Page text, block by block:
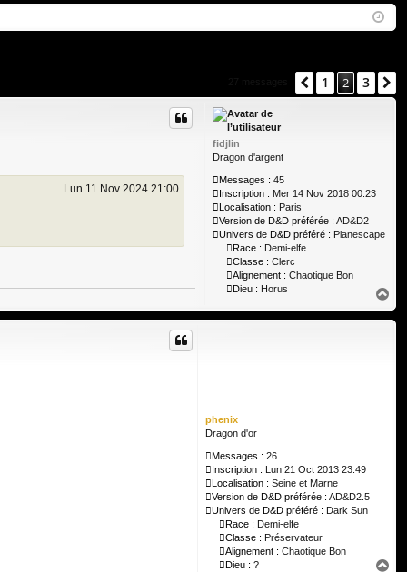
on
cri
on
Précédent
1 2 3
fidjlin
Dragon d'argent
Messages : 45
Inscription : Mer 14 Nov 2018 00:23
Localisation : Paris
Version de D&D préférée : AD&D2
Univers de D&D préféré : Planescape
Race : Demi-elfe
Classe : Clerc
Alignement : Chaotique Bon
Dieu : Horus
Lun 11 Nov 2024 21:00
a
u
phenix
Dragon d'or
Messages : 26
Inscription : Lun 21 Oct 2013 23:49
Localisation : Seine et Marne
Version de D&D préférée : AD&D2.5
Univers de D&D préféré : Dark Sun
Race : Demi-elfe
Classe : Préservateur
Alignement : Chaotique Bon
Dieu : ?